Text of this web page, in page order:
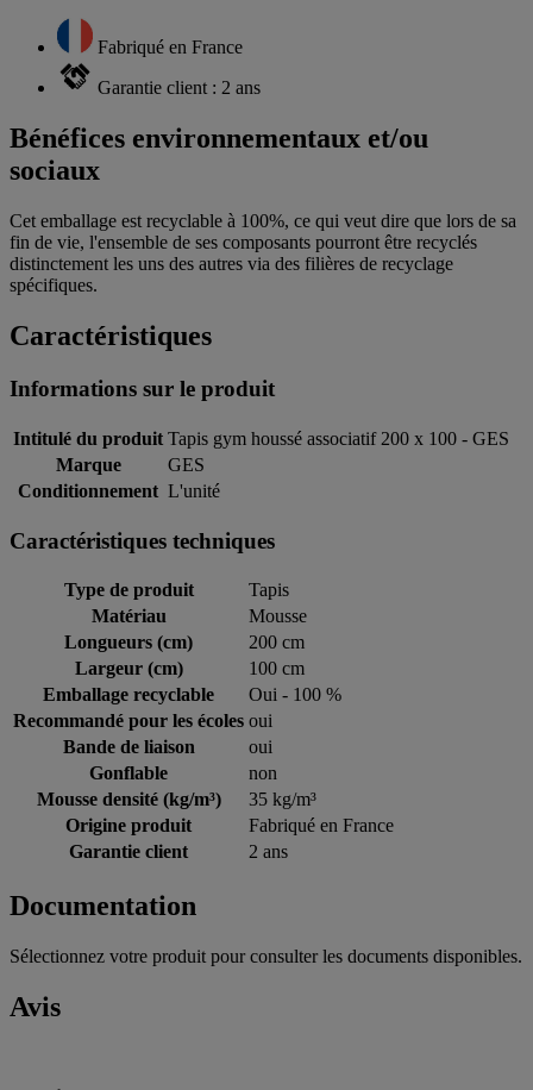
Fabriqué en France
Garantie client : 2 ans
Bénéfices environnementaux et/ou
sociaux
Cet emballage est recyclable à 100%, ce qui veut dire que lors de sa
fin de vie, l'ensemble de ses composants pourront être recyclés
distinctement les uns des autres via des filières de recyclage
spécifiques.
Caractéristiques
Informations sur le produit
Intitulé du produit Tapis gym houssé associatif 200 x 100 - GES
Marque
GES
Conditionnement L'unité
Caractéristiques techniques
Type de produit
Tapis
Matériau
Mousse
Longueurs (cm)
200 cm
Largeur (cm)
100 cm
Emballage recyclable
Oui - 100 %
Recommandé pour les écoles oui
Bande de liaison
oui
Gonflable
non
Mousse densité (kg/m³)
35 kg/m³
Origine produit
Fabriqué en France
Garantie client
2 ans
Documentation
Sélectionnez votre produit pour consulter les documents disponibles.
Avis